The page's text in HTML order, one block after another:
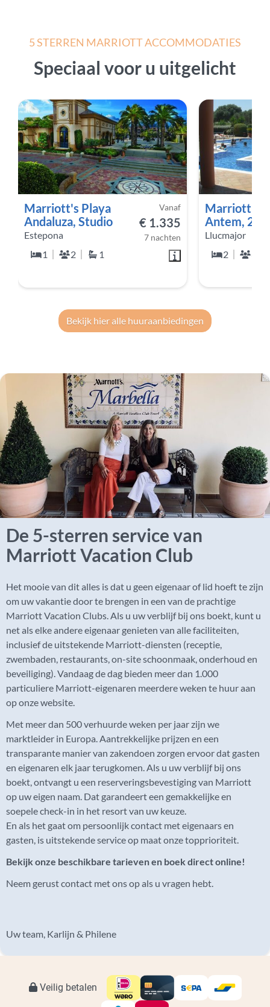
5 STERREN MARRIOTT ACCOMMODATIES
Speciaal voor u uitgelicht
Vanaf
€ 1.335
7 nachten
Marriott's Playa
Andaluza, Studio
Estepona
1
2 1
Marriott's
Antem, 2-
Llucmajor
2
Bekijk hier alle huuraanbiedingen
De 5-sterren service van
Marriott Vacation Club
Het mooie van dit alles is dat u geen eigenaar of lid hoeft te zijn
om uw vakantie door te brengen in een van de prachtige
Marriott Vacation Clubs. Als u uw verblijf bij ons boekt, kunt u
net als elke andere eigenaar genieten van alle faciliteiten,
inclusief de uitstekende Marriott-diensten (receptie,
zwembaden, restaurants, on-site schoonmaak, onderhoud en
beveiliging). Vandaag de dag bieden meer dan 1.000
particuliere Marriott-eigenaren meerdere weken te huur aan
op onze website.
Met meer dan 500 verhuurde weken per jaar zijn we
marktleider in Europa. Aantrekkelijke prijzen en een
transparante manier van zakendoen zorgen ervoor dat gasten
en eigenaren elk jaar terugkomen. Als u uw verblijf bij ons
boekt, ontvangt u een reserveringsbevestiging van Marriott
op uw eigen naam. Dat garandeert een gemakkelijke en
soepele check-in in het resort van uw keuze.
En als het gaat om persoonlijk contact met eigenaars en
gasten, is uitstekende service op maat onze topprioriteit.
Bekijk onze beschikbare tarieven en boek direct online!
Neem gerust contact met ons op als u vragen hebt.
Uw team, Karlijn & Philene
Veilig betalen